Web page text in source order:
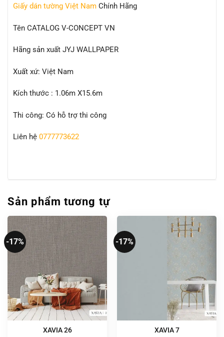
Giấy dán tường Việt Nam Chính Hãng
Tên CATALOG V-CONCEPT VN
Hãng sản xuất JYJ WALLPAPER
Xuất xứ: Việt Nam
Kích thước : 1.06m X15.6m
Thi công: Có hỗ trợ thi công
Liên hệ 0777773622
Sản phẩm tương tự
-17%
XAVIA 26
-17%
XAVIA 7